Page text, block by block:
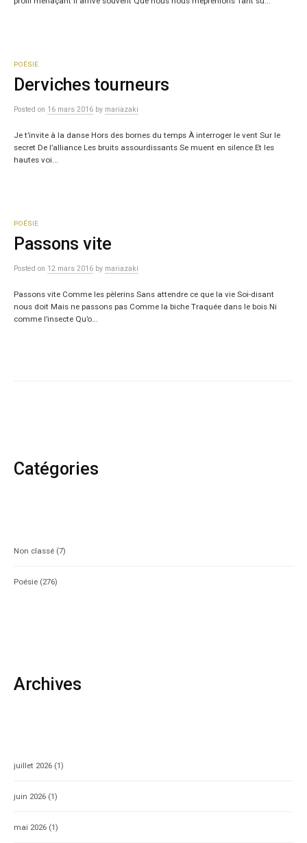
POÉSIE
Derviches tourneurs
Posted on 16 mars 2016 by mariazaki
Je t’invite à la danse Hors des bornes du temps À interroger le vent Sur le
secret De l’alliance Les bruits assourdissants Se muent en silence Et les
hautes voi...
POÉSIE
Passons vite
Posted on 12 mars 2016 by mariazaki
Passons vite Comme les pèlerins Sans attendre ce que la vie Soi-disant
nous doit Mais ne passons pas Comme la biche Traquée dans le bois Ni
comme l’insecte Qu’o...
Catégories
Non classé (7)
Poésie (276)
Archives
juillet 2026 (1)
juin 2026 (1)
mai 2026 (1)